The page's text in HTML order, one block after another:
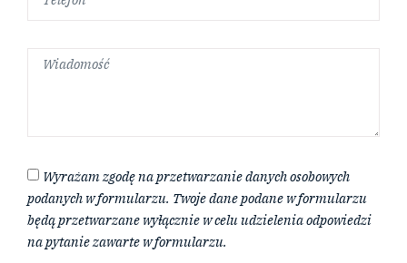
Wyrażam zgodę na przetwarzanie danych osobowych
podanych w formularzu. Twoje dane podane w formularzu
będą przetwarzane wyłącznie w celu udzielenia odpowiedzi
na pytanie zawarte w formularzu.